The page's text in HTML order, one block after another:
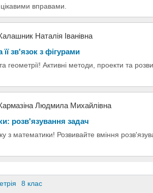
цікавими вправами.
Наталія Іванівна
її зв'язок з фігурами
геометрії! Активні методи, проекти та
Людмила Михайлівна
розв'язування задач
з математики! Розвивайте вміння
8 клас